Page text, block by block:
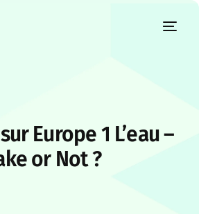
Europe 1 L’eau –
or Not ?